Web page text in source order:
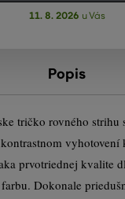
11. 8. 2026 u Vás
Popis
tričko rovného
vyhotovení
prvotriednej kvalite
Dokonale